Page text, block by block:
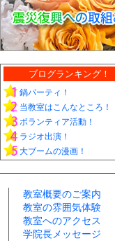
ブログランキング！
鍋パーティ！
当教室はこんなところ！
ボランティア活動！
ラジオ出演！
大ブームの漫画！
教室概要のご案内
教室の雰囲気体験
教室へのアクセス
学院長メッセージ